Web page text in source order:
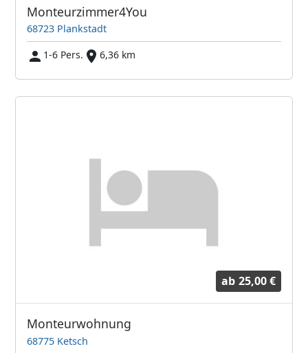
Monteurzimmer4You
68723 Plankstadt
1-6 Pers.
6,36 km
ab 25,00 €
Monteurwohnung
68775 Ketsch